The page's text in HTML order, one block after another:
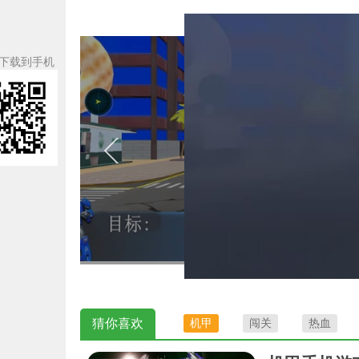
载到手机
猜你喜欢 机甲 闯关 热血